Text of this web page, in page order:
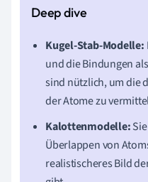
Kugel-Stab-Modelle:
und die Bindungen
sind nützlich, um die
der Atome zu
Kalottenmodelle:
Überlappen von
realistischeres Bild